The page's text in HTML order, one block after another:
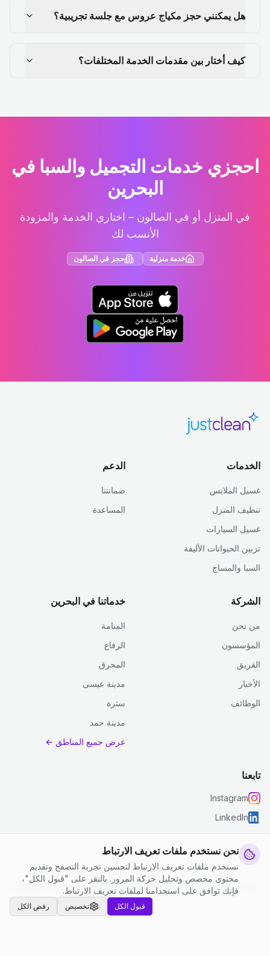
نحن نستخدم ملفات تعريف الارتباط
نستخدم ملفات تعريف الارتباط لتحسين تجربة التصفح وتقديم
محتوى مخصص وتحليل حركة المرور. بالنقر على "قبول الكل"،
فإنك توافق على استخدامنا لملفات تعريف الارتباط.
رفض الكل تخصيص قبول الكل
هل يمكنني حجز مكياج عروس مع جلسة تجريبية؟
كيف أختار بين مقدمات الخدمة المختلفات؟
احجزي خدمات التجميل والسبا في
البحرين
في المنزل أو في الصالون – اختاري الخدمة والمزودة
الأنسب لك
خدمة منزلية حجز في الصالون
الخدمات
غسيل الملابس
تنظيف المنزل
غسيل السيارات
تزيين الحيوانات الأليفة
السبا والمساج
الدعم
ضمانتنا
المساعدة
الشركة
من نحن
المؤسسون
الفريق
الأخبار
الوظائف
خدماتنا في البحرين
المنامة
الرفاع
المحرق
مدينة عيسى
سترة
مدينة حمد
عرض جميع المناطق ←
تابعنا
Instagram
LinkedIn
© 2026 جست كلين. جميع الحقوق محفوظة.
سياسة الخصوصية
الشروط والأحكام | إعدادات ملفات تعريف الارتباط